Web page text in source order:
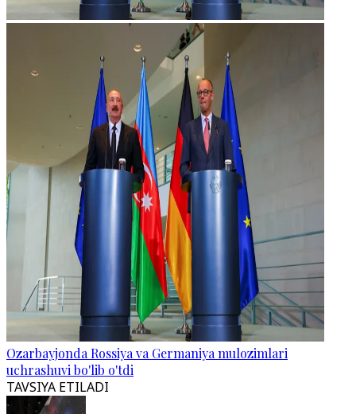
Ozarbayjonda Rossiya va Germaniya mulozimlari
uchrashuvi bo'lib o'tdi
TAVSIYA ETILADI